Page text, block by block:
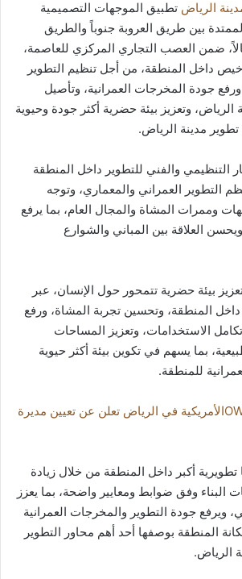
الرياض تطبيق الموجهات التصميمية
بين طريق العروبة جنوباً والطريق
ضمن العصب التجاري المركزي للعاصمة،
داخل المنطقة، من أجل تنظيم التطوير
جودة المخرجات العمرانية، وتأصيل
الرياض، وتعزيز بيئة حضرية أكثر جودة وحيوية
مدينة الرياض.
التنظيمي والفني للتطوير داخل المنطقة
التطوير العمراني والمعماري، وتوجه
وممرات المشاة والمجال العام، بما يرفع
ويحسن العلاقة بين المباني والشوارع
بيئة حضرية تتمحور حول الإنسان، عبر
داخل المنطقة، وتحسين تجربة المشاة، ورفع
الاستخدامات، وتعزيز المساحات
بما يسهم في تكوين بيئة أكثر حيوية
للمنطقة.
أكاديمية OWISالأمريكية في الرياض تعلن عن تعيين مديرة
أكبر داخل المنطقة من خلال زيادة
البناء وفق ضوابط ومعايير واضحة، بما يعزز
ويرفع جودة التطوير والمخرجات العمرانية
المنطقة بوصفها أحد أهم محاور التطوير
الرياض.